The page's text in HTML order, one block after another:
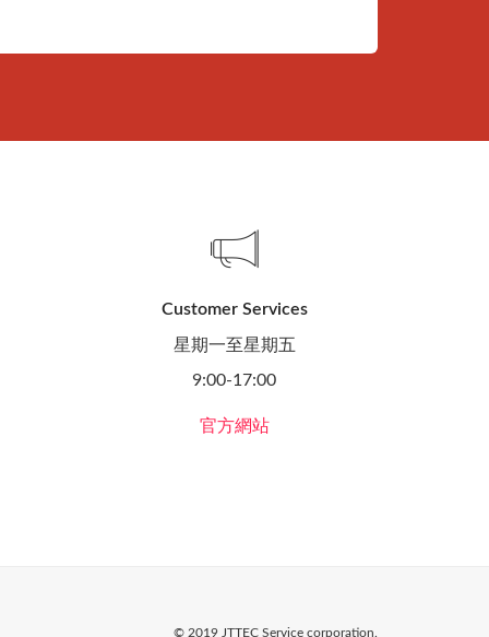
Customer Services
星期一至星期五
9:00-17:00
官方網站
© 2019 JTTEC Service corporation.